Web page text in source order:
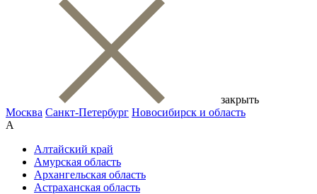
закрыть
Москва Санкт-Петербург Новосибирск и область
А
Алтайский край
Амурская область
Архангельская область
Астраханская область